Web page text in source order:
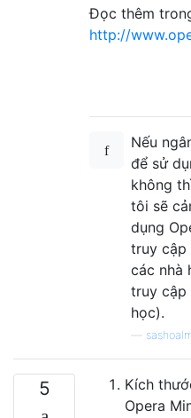
Đọc thêm
http://
Nếu
để sử
không
tôi sẽ
dụng
truy cập
các nhà
truy cập
học).
5
Kích
Opera